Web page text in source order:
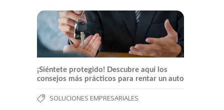
¡Siéntete protegido! Descubre aquí los
consejos más prácticos para rentar un auto
SOLUCIONES EMPRESARIALES